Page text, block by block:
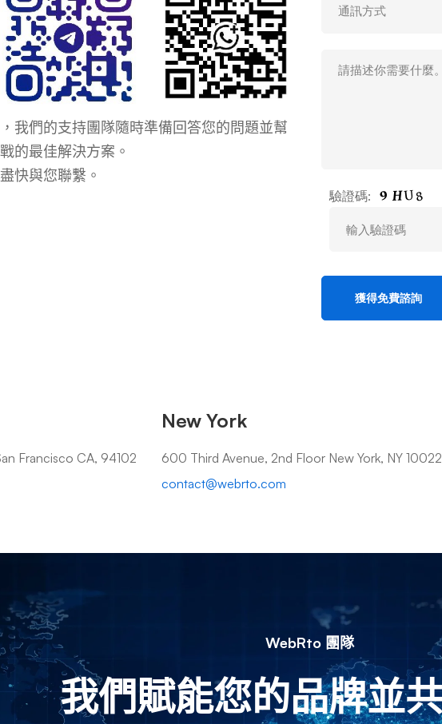
我們的支持團隊隨時準備回答您的問題並幫
的最佳解決方案。
快與您聯繫。
驗證碼:
Francisco CA, 94102
New York
600 Third Avenue, 2nd Floor New York, NY 10022
contact@webrto.com
WebRto 團隊
我們賦能您的品牌並